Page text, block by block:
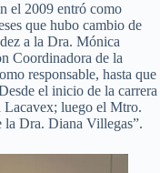
el 2009 entró como
que hubo cambio de
a la Dra. Mónica
Coordinadora de la
responsable, hasta que
el inicio de la carrera
luego el Mtro.
Dra. Diana Villegas”.